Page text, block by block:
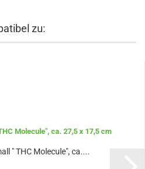
zu:
" THC Molecule", ca....